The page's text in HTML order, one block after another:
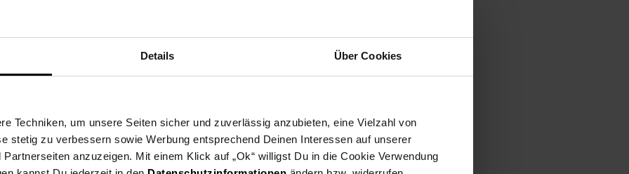
Details Über Cookies
Techniken, um unsere Seiten sicher und zuverlässig anzubieten, eine Vielzahl von
stetig zu verbessern sowie Werbung entsprechend Deinen Interessen auf unserer
anzuzeigen. Mit einem Klick auf „Ok“ willigst Du in die Cookie Verwendung
Hut